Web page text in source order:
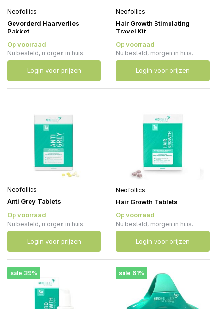
Neofollics
Gevorderd Haarverlies
Pakket
Op voorraad
Nu besteld, morgen in huis.
Login voor prijzen
Neofollics
Hair Growth Stimulating
Travel Kit
Op voorraad
Nu besteld, morgen in huis.
Login voor prijzen
Neofollics
Anti Grey Tablets
Op voorraad
Nu besteld, morgen in huis.
Login voor prijzen
Neofollics
Hair Growth Tablets
Op voorraad
Nu besteld, morgen in huis.
Login voor prijzen
sale 39% sale 61%